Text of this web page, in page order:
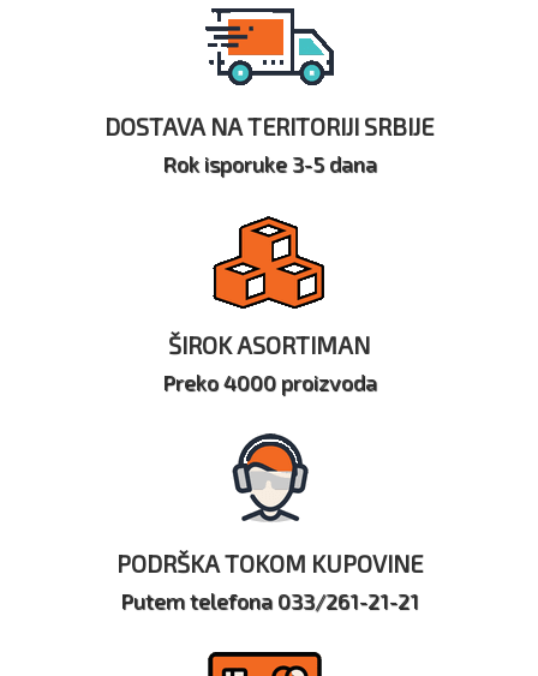
DOSTAVA NA TERITORIJI SRBIJE
Rok isporuke 3-5 dana
ŠIROK ASORTIMAN
Preko 4000 proizvoda
PODRŠKA TOKOM KUPOVINE
Putem telefona 033/261-21-21